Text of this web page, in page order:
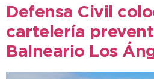
Defensa Civil
cartelería
Balneario Los